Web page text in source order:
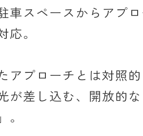
車スペースからアプ
応。
アプローチとは対照
が差し込む、開放的
。